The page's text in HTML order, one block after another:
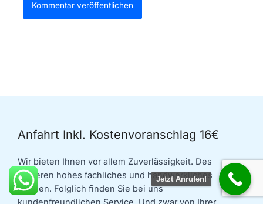
Anfahrt Inkl. Kostenvoranschlag 16€
Wir bieten Ihnen vor allem Zuverlässigkeit. Des
weiteren hohes fachliches und handwerkliches
Können. Folglich finden Sie bei uns
Jetzt Anrufen!